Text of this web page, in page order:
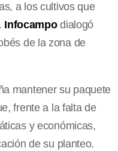
a los cultivos que
Infocampodialogó
de la zona de
mantener su paquete
frente a la falta de
y económicas,
de su planteo.